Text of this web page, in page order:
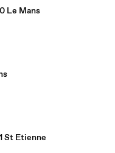
Le Mans
St Etienne